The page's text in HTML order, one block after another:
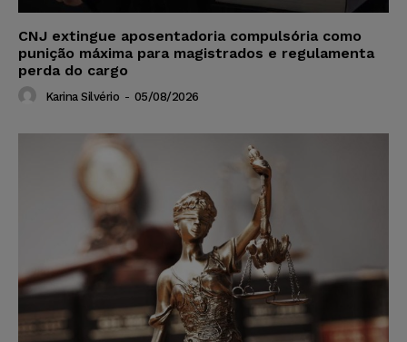
CNJ extingue aposentadoria compulsória como
punição máxima para magistrados e regulamenta
perda do cargo
Karina Silvério - 05/08/2026